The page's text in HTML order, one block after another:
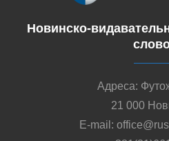
Новинско-
Адреса:
21 000
E-mail: